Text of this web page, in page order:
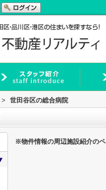
> 世田谷区の総合病院
※物件情報の周辺施設紹介の